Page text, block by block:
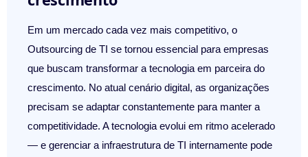
Em um mercado cada vez mais competitivo, o
Outsourcing de TI se tornou essencial para empresas
que buscam transformar a tecnologia em parceira do
crescimento. No atual cenário digital, as organizações
precisam se adaptar constantemente para manter a
competitividade. A tecnologia evolui em ritmo acelerado
— e gerenciar a infraestrutura de TI internamente pode